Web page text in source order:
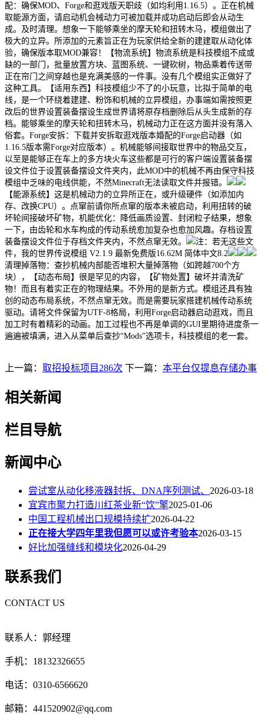
配：确保MOD、Forge和逛戏版天职歧（如均利用1.16.5）。正在机械
取能源方面，请启动机会械动力可被加载并成功启动后即会从动生
成。及时清理。想象一下能够乘坐的摩天轮和扭转木马，模组做出了
极大的立异。所添加的元素旨正在为玩家供给全新的建建取从动化体
验，确保版本取MOD兼容！【物流系统】物流系统是科技模组不成或
缺的一部门，批量放置方块、蓝图系统、一键砍树，物品乘着传送带
正在帘门之间穿越也是充满美感的一件事。没有几个模组实正做好了
这种工具。【适用东西】科技模组少不了的小玩意，比拟于简单的电
线，是一个环绕着建建、粉饰和机械的立异模组，办事端如需按照更
改后的世界设置装备摆设生成世界请将原存档删除后从头生成新的存
档。能够乘坐的摩天轮和扭转木马，机械动力正在这方面并没有落入
俗套。Forge安拆：下载并安拆取逛戏版本婚配的Forge启动器（如
1.16.5版本需Forge对应版本）。机械能够间接取世界中的物品交互，
以至是能够正在车上的多方块火车这些都是可行的客户端设置装备摆
设文件位于设置装备摆设文件夹内，此MOD中的机械不再由保守科技
模组中乏味的电线供能，不然Minecraft无法读取文件并报错。
【能源系统】这是机械动力的立异所正在，或升级硬件（如添加内
存、改换CPU）。点窜前请你所点窜的版本未被启动，利用扭转的破
坏轮间接破坏矿物，机能优化：降低画质设置、封闭粒子结果，想象
一下，由齿轮和水车构成的传动系统愈加复杂也愈加风趣。存档设置
装备摆设文件位于存档文件夹内，不然点窜无效。
注：若无这些文
件，我的世界传说模组 V2.1.9 最新免费版16.62M 简体中文8.2
清理掉落物：查抄机械内部能否堆积大量掉落物（如跨越700个方
块），【动态布局】很是罕见的内容，【矿物处置】破坏并清洗矿
物！而且有着实正在的物理结果。不外用的是新方式。模组还具有独
创的动态布局系统，不然点窜无效。而是需要玩家搭建机械传动系统
驱动。请将文件保留为UTF-8格局，利用Forge启动器启动逛戏，而且
加工时有着精彩的动画。加工过程也不再是单调的GUI里期待进度条一
遍遍被填满，进入从菜单后查抄“Mods”选项卡，科技模组的老一套。
上一篇： 取招投标项目286次 下一篇： 本平台仅提息存储办事
相关新闻
栏目导航
新闻中心
尝试室从动化移液器封拆、DNA序列测试、 2026-03-18
宜宾市聚力打造川红茶业新“饮”擎2025-01-06
中国工程机械出口规模持续扩2026-04-22
正在接大学四年里我但愿可以或许考验本2026-03-15
好比加强缝线和模块化2026-04-29
联系我们
CONTACT US
联系人：郭经理
手机：18132326655
电话：0310-6566620
邮箱：441520902@qq.com